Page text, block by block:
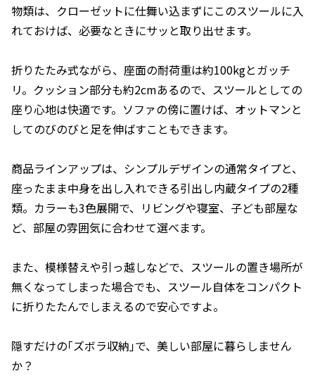
物類は、クローゼットに仕舞い込まずにこのスツールに入
れておけば、必要なときにサッと取り出せます。
折りたたみ式ながら、座面の耐荷重は約100kgとガッチ
リ。クッション部分も約2cmあるので、スツールとしての
座り心地は快適です。ソファの傍に置けば、オットマンと
してのびのびと足を伸ばすこともできます。
商品ラインアップは、シンプルデザインの通常タイプと、
座ったまま中身を出し入れできる引出し内蔵タイプの2種
類。カラーも3色展開で、リビングや寝室、子ども部屋な
ど、部屋の雰囲気に合わせて選べます。
また、模様替えや引っ越しなどで、スツールの置き場所が
無くなってしまった場合でも、スツール自体をコンパクト
に折りたたんでしまえるので安心ですよ。
隠すだけの｢ズボラ収納｣で、美しい部屋に暮らしません
か？